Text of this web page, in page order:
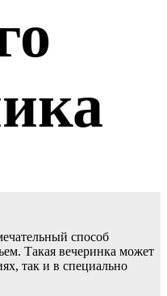
способ
Такая вечеринка может
так и в специально